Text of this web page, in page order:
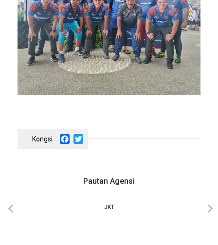
Facebook
Pautan Agensi
‹ ›